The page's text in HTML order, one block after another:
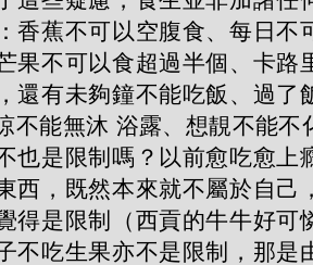
香蕉不可以空腹食、每日不
果不可以食超過半個、卡路
還有未夠鐘不能吃飯、過了
不能無沐 浴露、想靚不能不
也是限制嗎？以前愈吃愈上
西，既然本來就不屬於自己
得是限制（西貢的牛牛好可
不吃生果亦不是限制，那是